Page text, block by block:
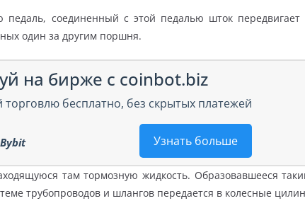
соединенный с этой педалью шток передвигает
один за другим поршня.
на бирже с coinbot.biz
торговлю бесплатно, без скрытых платежей
Узнать больше
Bybit
там тормозную жидкость. Образовавшееся
трубопроводов и шлангов передается в колесные